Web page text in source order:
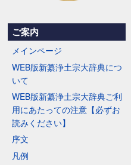
ご案内
メインページ
WEB版新纂浄土宗大辞典につ
いて
WEB版新纂浄土宗大辞典ご利
用にあたっての注意【必ずお
読みください】
序文
凡例